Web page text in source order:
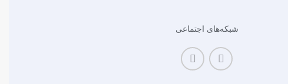
شبکه‌های اجتماعی